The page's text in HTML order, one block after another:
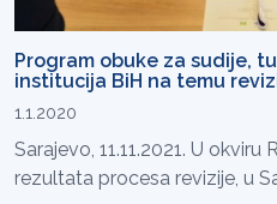
Program obuke za sudije,
institucija BiH na temu
1.1.2020
Sarajevo, 11.11.2021. U
rezultata procesa revizije, u